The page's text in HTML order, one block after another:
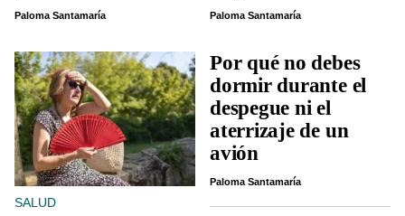
Paloma Santamaría Paloma Santamaría
SALUD
Por qué no debes
dormir durante el
despegue ni el
aterrizaje de un
avión
Paloma Santamaría